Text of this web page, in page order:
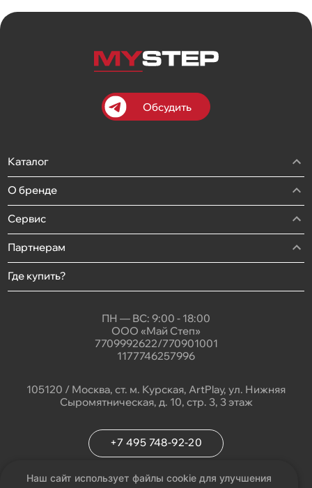
Сайт Я.Навигатор 2GIS
Астрахань, ул. Пирогова, 200
Я.Навигатор 2GIS
Обсудить
Каталог
О бренде
Сервис
Партнерам
Где купить?
ПН — ВС: 9:00 - 18:00
ООО «Май Степ»
7709992622/770901001
1177746257996
105120 / Москва, ст. м. Курская, ArtPlay, ул. Нижняя
Сыромятническая, д. 10, стр. 3, 3 этаж
+7 495 748-92-20
info@my-step.ru
Наш сайт использует файлы cookie для улучшения